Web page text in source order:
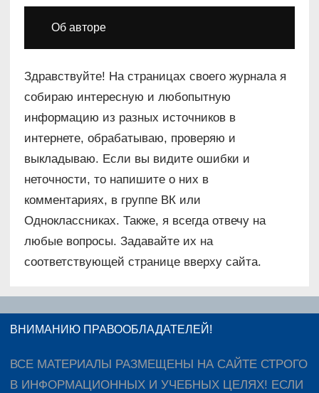
Об авторе
Здравствуйте! На страницах своего журнала я
собираю интересную и любопытную
информацию из разных источников в
интернете, обрабатываю, проверяю и
выкладываю. Если вы видите ошибки и
неточности, то напишите о них в
комментариях, в группе ВК или
Одноклассниках. Также, я всегда отвечу на
любые вопросы. Задавайте их на
соответствующей странице вверху сайта.
ВНИМАНИЮ ПРАВООБЛАДАТЕЛЕЙ!
ВСЕ МАТЕРИАЛЫ РАЗМЕЩЕНЫ НА САЙТЕ СТРОГО
В ИНФОРМАЦИОННЫХ И УЧЕБНЫХ ЦЕЛЯХ! ЕСЛИ